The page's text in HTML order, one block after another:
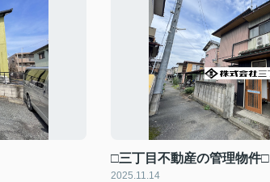
□三丁目不動産の管理物件□
2025.11.14